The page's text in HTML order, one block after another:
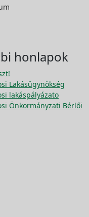
honlapok
Lakásügynökség
lakáspályázato
Önkormányzati Bérlői